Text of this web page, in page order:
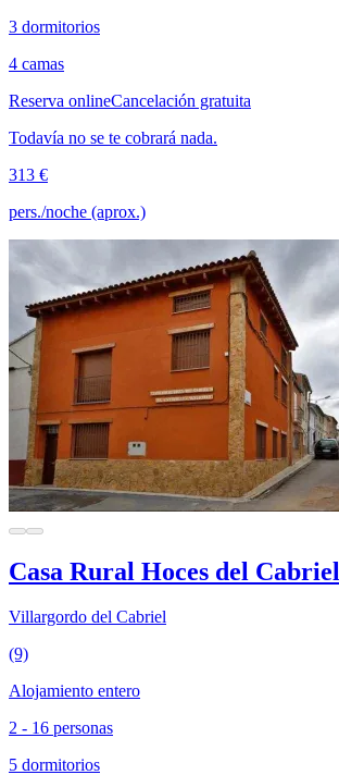
3 dormitorios
4 camas
Reserva onlineCancelación gratuita
Todavía no se te cobrará nada.
313 €
pers./noche (aprox.)
Casa Rural Hoces del Cabriel
Villargordo del Cabriel
(9)
Alojamiento entero
2 - 16 personas
5 dormitorios